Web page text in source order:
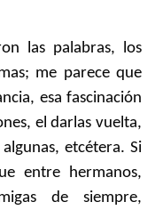
las palabras, los
me parece que
esa fascinación
el darlas vuelta,
etcétera. Si
entre hermanos,
de siempre,